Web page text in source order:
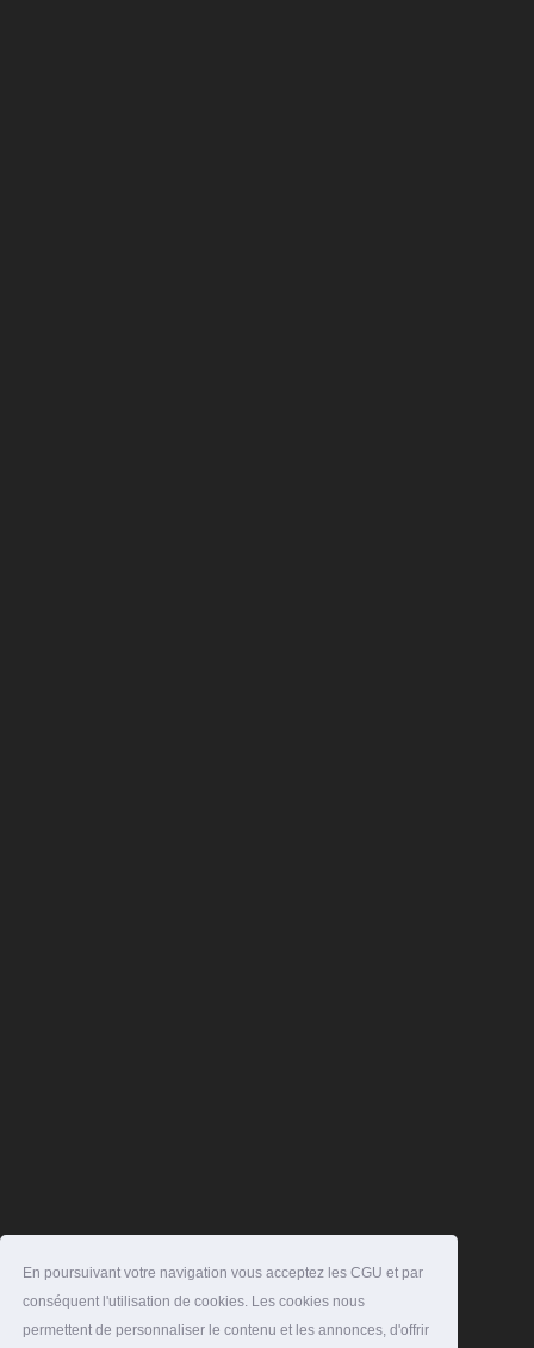
En poursuivant votre navigation vous acceptez les CGU et par
conséquent l'utilisation de cookies. Les cookies nous
permettent de personnaliser le contenu et les annonces, d'offrir